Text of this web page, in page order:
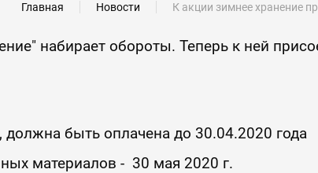
Главная Новости
набирает обороты. Теперь к ней
должна быть оплачена до 30.04.2020 года
материалов - 30 мая 2020 г.